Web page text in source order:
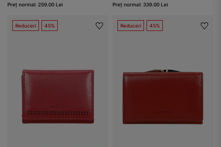
Preț normal: 259.00 Lei
Preț normal: 339.00 Lei
Reduceri 45% Reduceri 45%